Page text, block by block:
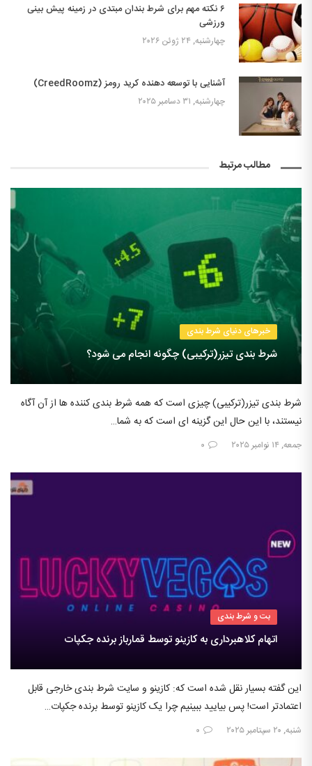
۶ نکته مهم برای شرط بندان مبتدی در زمینه پیش بینی
ورزشی
چهارشنبه, ۲۴ ژوئن ۲۰۲۶
آشنایی با توسعه دهنده کرید رومز (CreedRoomz)
چهارشنبه, ۳۱ دسامبر ۲۰۲۵
مطالب مرتبط
خبرهای دنیای شرط بندی
شرط بندی تیزر(ترکیبی) چگونه انجام می شود؟
شرط بندی تیزر(ترکیبی) چیزی است که همه شرط بندی کننده ها از آن آگاه
نیستند، با این حال این گزینه ای است که به شما…
جمعه, ۱۴ نوامبر ۲۰۲۵ ۰
بت و شرط بندی
اتهام کلاهبرداری به کازینو توسط قمارباز برنده جکپات
این گفته بسیار نقل شده است که: کازینو و سایت شرط بندی خارجی قابل
اعتمادتر است! پس بیایید ببینیم چرا یک کازینو توسط برنده جکپات…
شنبه, ۲۰ سپتامبر ۲۰۲۵ ۰